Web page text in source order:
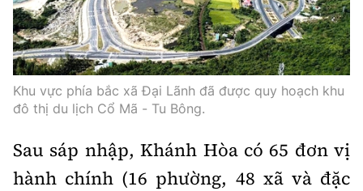
Nhà thầu
Mời thầu - Đấu thầu
Thi viết về GTVT
Gương sáng giao thông
Âm nhạc
Hậu trường sao
360 độ thể thao
Sản phẩm mới
Tư vấn
Thế giới
Thời sự Quốc tế
Hồ sơ tài liệu
Thế giới xây dựng
Đi ++
Du lịch
Lối sống
Video
Thời sự
Khám phá
Khu vực phía bắc xã Đại Lãnh đã được quy hoạch khu
đô thị du lịch Cổ Mã - Tu Bông.
Sau sáp nhập, Khánh Hòa có 65 đơn vị
hành chính (16 phường, 48 xã và đặc